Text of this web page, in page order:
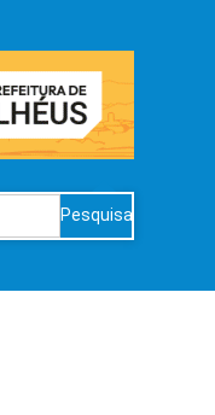
Pesquisar
por: